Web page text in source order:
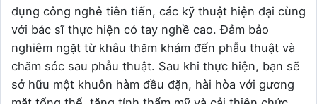
dụng công nghê tiên tiến, các kỹ thuật hiện đại cùng
với bác sĩ thực hiện có tay nghề cao. Đảm bảo
nghiêm ngặt từ khâu thăm khám đến phẫu thuật và
chăm sóc sau phẫu thuật. Sau khi thực hiện, bạn sẽ
sở hữu một khuôn hàm đều đặn, hài hòa với gương